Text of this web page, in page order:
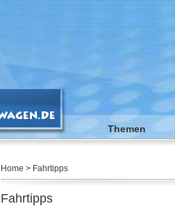
Themen
Home > Fahrtipps
Fahrtipps